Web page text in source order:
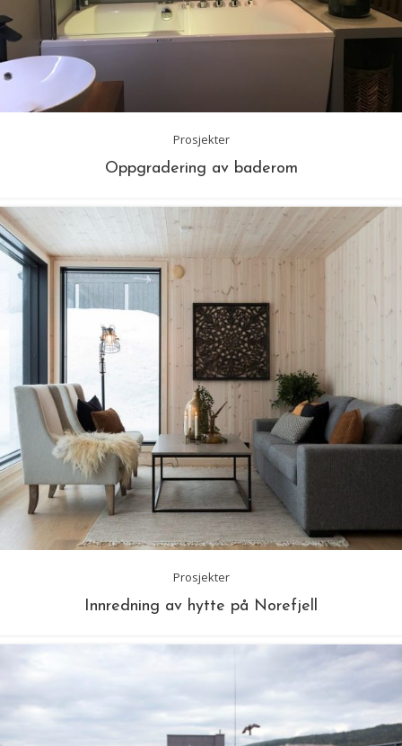
Prosjekter
Oppgradering av baderom
Prosjekter
Innredning av hytte på Norefjell